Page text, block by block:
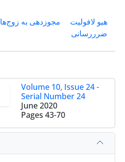
هیو لافولیت
مجوزدهی به زوج‌ها
ضرررسانی
Volume 10, Issue 24 -
Serial Number 24
June 2020
Pages 43-70